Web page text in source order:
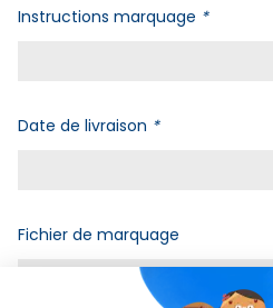
Instructions marquage *
Date de livraison *
Fichier de marquage